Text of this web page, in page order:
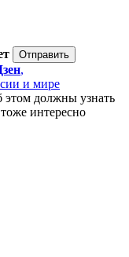
,
и мире
должны узнать
интересно